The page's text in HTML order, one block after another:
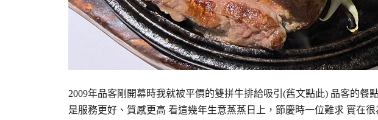
2009年品客剛開幕時我就被平價的雙拼牛排給吸引(舊文點此) 品客的餐
是服務更好、質感更高 看這幾年生意蒸蒸日上，節慶時一位難求 實在